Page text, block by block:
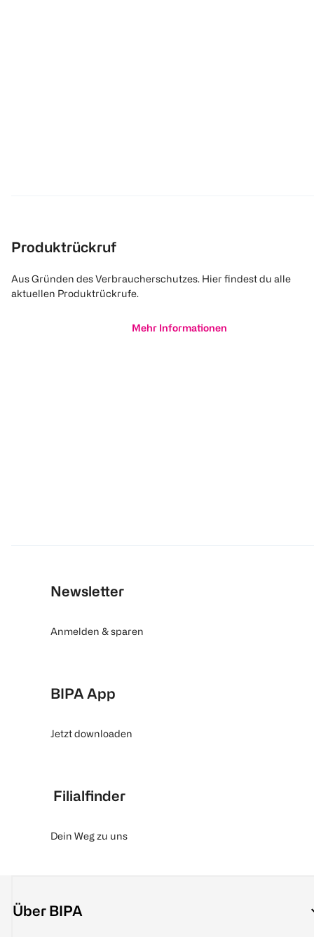
Produktrückruf
Aus Gründen des Verbraucherschutzes. Hier findest du alle
aktuellen Produktrückrufe.
Mehr Informationen
Newsletter
Anmelden & sparen
BIPA App
Jetzt downloaden
Filialfinder
Dein Weg zu uns
Über BIPA